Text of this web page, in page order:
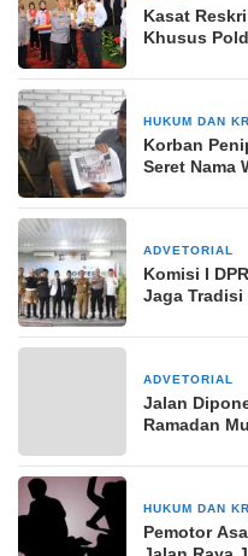
Kasat
Khusus
HUKUM DAN
Korban
Seret Nama
ADVETORIAL
Komisi I
Jaga Tradisi
ADVETORIAL
Jalan
Ramadan
HUKUM DAN
Pemotor